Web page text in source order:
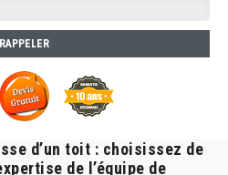
d’un toit : choisissez de
de l’équipe de